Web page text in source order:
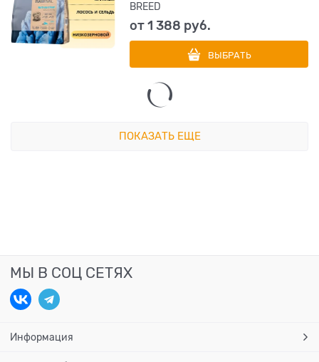
BREED
от1 388 руб.
ВЫБРАТЬ
ПОКАЗАТЬ ЕЩЕ
МЫ В СОЦ СЕТЯХ
Информация